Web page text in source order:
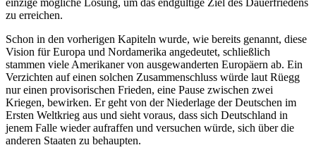
einzige mögliche Lösung, um das endgültige Ziel des Dauerfriedens
zu erreichen.
Schon in den vorherigen Kapiteln wurde, wie bereits genannt, diese
Vision für Europa und Nordamerika angedeutet, schließlich
stammen viele Amerikaner von ausgewanderten Europäern ab. Ein
Verzichten auf einen solchen Zusammenschluss würde laut Rüegg
nur einen provisorischen Frieden, eine Pause zwischen zwei
Kriegen, bewirken. Er geht von der Niederlage der Deutschen im
Ersten Weltkrieg aus und sieht voraus, dass sich Deutschland in
jenem Falle wieder aufraffen und versuchen würde, sich über die
anderen Staaten zu behaupten.